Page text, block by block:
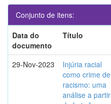
Conjunto de itens:
Data do
documento
Título
29-Nov-2023
Injúria racial
como crime de
racismo: uma
análise a partir